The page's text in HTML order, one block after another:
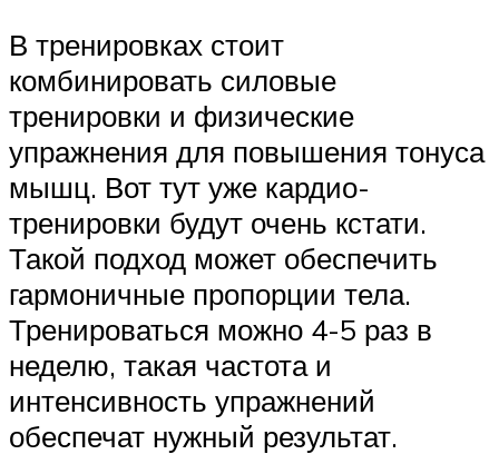
В тренировках стоит
комбинировать силовые
тренировки и физические
упражнения для повышения тонуса
мышц. Вот тут уже кардио-
тренировки будут очень кстати.
Такой подход может обеспечить
гармоничные пропорции тела.
Тренироваться можно 4-5 раз в
неделю, такая частота и
интенсивность упражнений
обеспечат нужный результат.